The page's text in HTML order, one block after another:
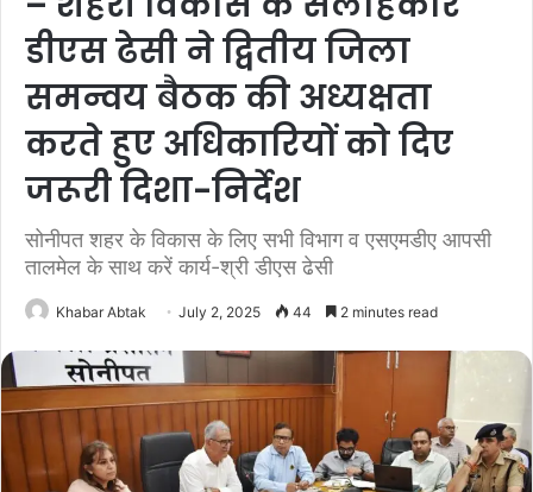
डीएस ढेसी ने द्वितीय जिला
समन्वय बैठक की अध्यक्षता
करते हुए अधिकारियों को दिए
जरूरी दिशा-निर्देश
सोनीपत शहर के विकास के लिए सभी विभाग व एसएमडीए आपसी
तालमेल के साथ करें कार्य-श्री डीएस ढेसी
Khabar Abtak July 2, 2025 44 2 minutes read